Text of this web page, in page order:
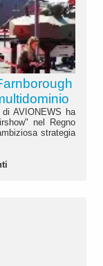
AVIONEWS ha
nel Regno
strategia